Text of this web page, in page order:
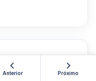
Anterior Próximo